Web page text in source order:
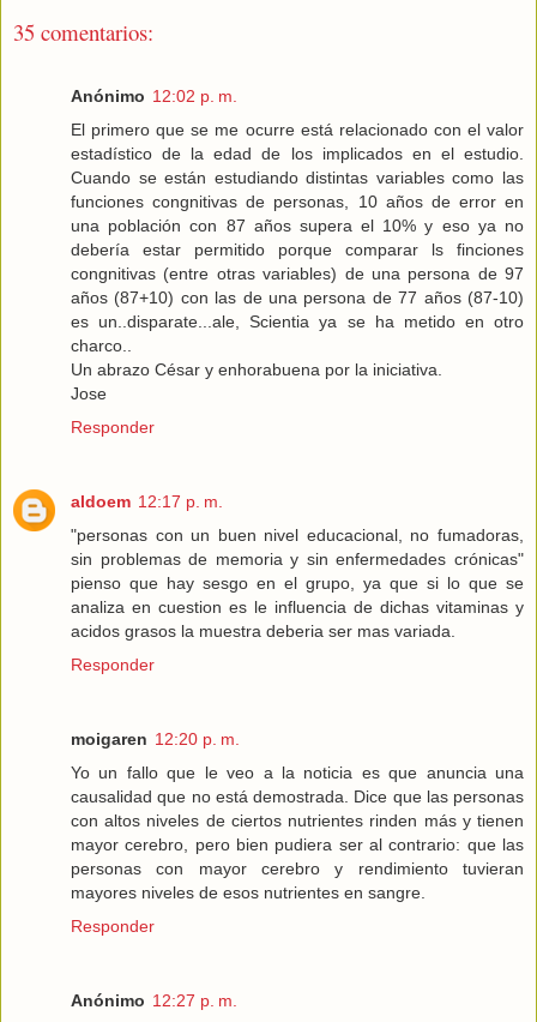
35 comentarios:
Anónimo 12:02 p. m.
El primero que se me ocurre está relacionado con el valor
estadístico de la edad de los implicados en el estudio.
Cuando se están estudiando distintas variables como las
funciones congnitivas de personas, 10 años de error en
una población con 87 años supera el 10% y eso ya no
debería estar permitido porque comparar ls finciones
congnitivas (entre otras variables) de una persona de 97
años (87+10) con las de una persona de 77 años (87-10)
es un..disparate...ale, Scientia ya se ha metido en otro
charco..
Un abrazo César y enhorabuena por la iniciativa.
Jose
Responder
aldoem 12:17 p. m.
"personas con un buen nivel educacional, no fumadoras,
sin problemas de memoria y sin enfermedades crónicas"
pienso que hay sesgo en el grupo, ya que si lo que se
analiza en cuestion es le influencia de dichas vitaminas y
acidos grasos la muestra deberia ser mas variada.
Responder
moigaren 12:20 p. m.
Yo un fallo que le veo a la noticia es que anuncia una
causalidad que no está demostrada. Dice que las personas
con altos niveles de ciertos nutrientes rinden más y tienen
mayor cerebro, pero bien pudiera ser al contrario: que las
personas con mayor cerebro y rendimiento tuvieran
mayores niveles de esos nutrientes en sangre.
Responder
Anónimo 12:27 p. m.